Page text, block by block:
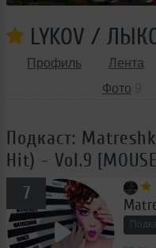
LYKOV /
Профиль Лента
Фото
Подкаст:
Hit) - Vol.9
7